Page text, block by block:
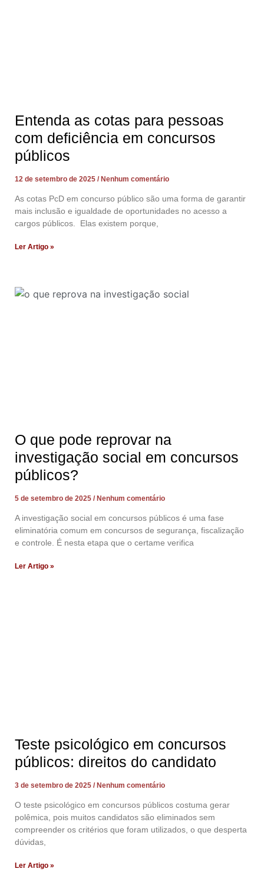
Entenda as cotas para pessoas
com deficiência em concursos
públicos
12 de setembro de 2025 Nenhum comentário
As cotas PcD em concurso público são uma forma de garantir
mais inclusão e igualdade de oportunidades no acesso a
cargos públicos. Elas existem porque,
Ler Artigo »
O que pode reprovar na
investigação social em concursos
públicos?
5 de setembro de 2025 Nenhum comentário
A investigação social em concursos públicos é uma fase
eliminatória comum em concursos de segurança, fiscalização
e controle. É nesta etapa que o certame verifica
Ler Artigo »
Teste psicológico em concursos
públicos: direitos do candidato
3 de setembro de 2025 Nenhum comentário
O teste psicológico em concursos públicos costuma gerar
polêmica, pois muitos candidatos são eliminados sem
compreender os critérios que foram utilizados, o que desperta
dúvidas,
Ler Artigo »